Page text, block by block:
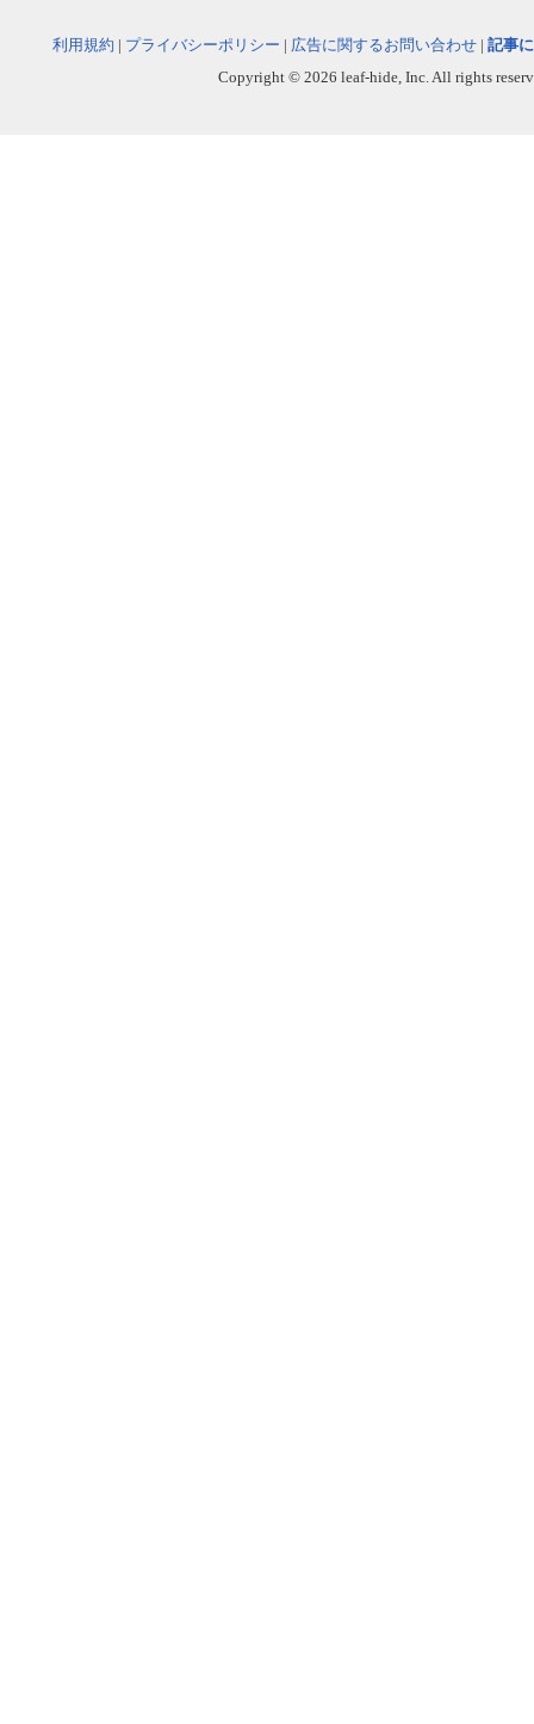
利用規約 | プライバシーポリシー | 広告に関するお問い合わせ | 記事
Copyright © 2026 leaf-hide, Inc. All rights